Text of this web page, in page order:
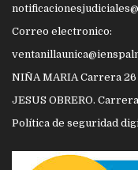
Correo electronico:
NIÑA MARIA Carrera 26
JESUS OBRERO.
Política de seguridad